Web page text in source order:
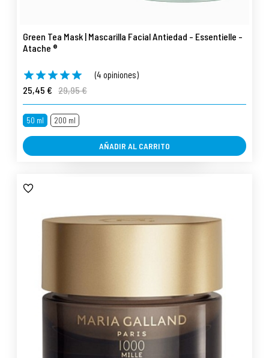
Green Tea Mask | Mascarilla Facial Antiedad - Essentielle -
Atache ®
(4 opiniones)
25,45 € 29,95 €
50 ml 200 ml
AÑADIR AL CARRITO